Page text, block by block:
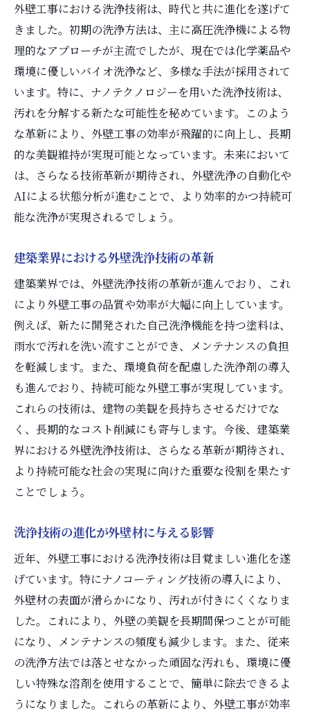
建物の美観を保つナノコーティングの利点
ナノコーティング技術の進化が外壁工事に
与える未来
外壁洗浄技術の革新で実現する美観と耐久性
美観を損なわない洗浄技術の選び方
外壁の美しさを長持ちさせる技術
耐久性を支える洗浄技術の新たな潮流
洗浄技術が美観に与える影響の考察
未来の外壁工事をリードする洗浄技術
洗浄技術が外壁の長持ちに果たす役割
特殊溶剤の効果と用途の詳細
ナノ技術が外壁工事に与える革命的な影響
外壁工事における特殊溶剤の選び方
ナノ技術で実現する汚れ防止効果
特殊溶剤とナノ技術の相乗効果
外壁工事における新たな可能性を探る
最新の外壁洗浄技術で長持ちする美しさを実現
長寿命を実現する洗浄技術の選択肢
外壁の美観を最大限に引き出す方法
最新技術でメンテナンスを簡素化
美観を維持するための具体的な対策
洗浄技術が建物の魅力を引き立てる方法
外壁工事における革新技術がもたらす未来の可
能性
外壁工事の未来を形作る技術トレンド
革新技術が開く新たなビジネスチャンス
外壁工事における技術革新の具体例
未来志向の外壁工事プランニング
外壁工事における洗浄技術は、時代と共に進化を遂げて
きました。初期の洗浄方法は、主に高圧洗浄機による物
理的なアプローチが主流でしたが、現在では化学薬品や
環境に優しいバイオ洗浄など、多様な手法が採用されて
います。特に、ナノテクノロジーを用いた洗浄技術は、
汚れを分解する新たな可能性を秘めています。このよう
な革新により、外壁工事の効率が飛躍的に向上し、長期
的な美観維持が実現可能となっています。未来において
は、さらなる技術革新が期待され、外壁洗浄の自動化や
AIによる状態分析が進むことで、より効率的かつ持続可
能な洗浄が実現されるでしょう。
建築業界における外壁洗浄技術の革新
建築業界では、外壁洗浄技術の革新が進んでおり、これ
により外壁工事の品質や効率が大幅に向上しています。
例えば、新たに開発された自己洗浄機能を持つ塗料は、
雨水で汚れを洗い流すことができ、メンテナンスの負担
を軽減します。また、環境負荷を配慮した洗浄剤の導入
も進んでおり、持続可能な外壁工事が実現しています。
これらの技術は、建物の美観を長持ちさせるだけでな
く、長期的なコスト削減にも寄与します。今後、建築業
界における外壁洗浄技術は、さらなる革新が期待され、
より持続可能な社会の実現に向けた重要な役割を果たす
ことでしょう。
洗浄技術の進化が外壁材に与える影響
近年、外壁工事における洗浄技術は目覚ましい進化を遂
げています。特にナノコーティング技術の導入により、
外壁材の表面が滑らかになり、汚れが付きにくくなりま
した。これにより、外壁の美観を長期間保つことが可能
になり、メンテナンスの頻度も減少します。また、従来
の洗浄方法では落とせなかった頑固な汚れも、環境に優
しい特殊な溶剤を使用することで、簡単に除去できるよ
うになりました。これらの革新により、外壁工事が効率